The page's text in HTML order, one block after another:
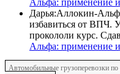
Альфа: применение
Дарья:Аллокин-
избавиться от ВПЧ.
прокололи курс.
Альфа: применение
Автомобильные грузоперевозки по